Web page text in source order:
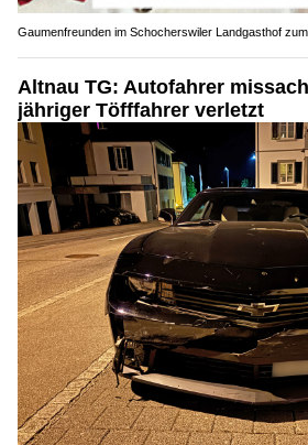
Gaumenfreunden im Schocherswiler Landgasthof
Altnau TG: Autofahrer
jähriger Töfffahrer verletzt